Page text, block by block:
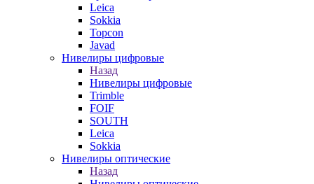
Leica
Sokkia
Topcon
Javad
Нивелиры цифровые
Назад
Нивелиры цифровые
Trimble
FOIF
SOUTH
Leica
Sokkia
Нивелиры оптические
Назад